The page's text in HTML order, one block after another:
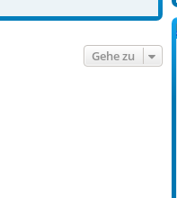
Gehe zu